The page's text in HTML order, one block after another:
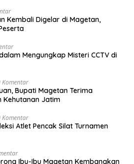
Kembali Digelar di Magetan,
Mengungkap Misteri CCTV di
Komentar
Bupati Magetan Terima
Kehutanan Jatim
Komentar
Atlet Pencak Silat Turnamen
Ibu-Ibu Magetan Kembangkan